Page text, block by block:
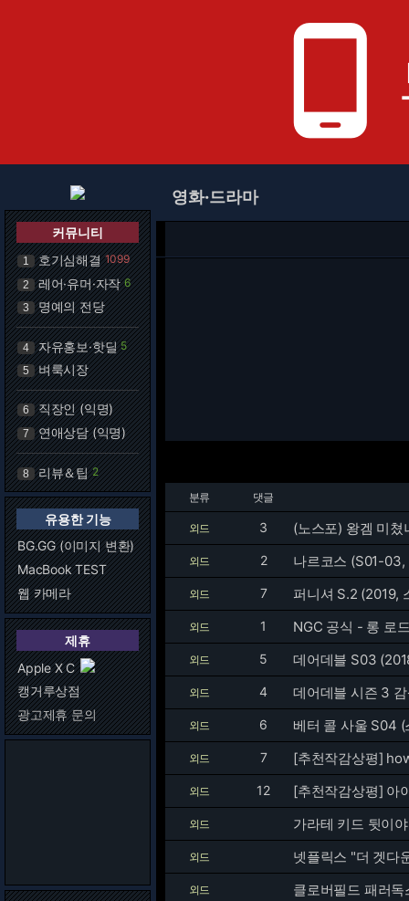
phone_android
커뮤니티
1 호기심해결 1099
2 레어·유머·자작 6
3 명예의 전당
4 자유홍보·핫딜 5
5 벼룩시장
6 직장인 (익명)
7 연애상담 (익명)
8 리뷰＆팁 2
유용한 기능
BG.GG (이미지 변환)
MacBook TEST
웹 카메라
제휴
Apple X C
캥거루상점
광고제휴 문의
영화·드라마
분류 댓글
외드 3 (노스포) 왕겜 미쳤
외드 2 나르코스 (S01-03,
외드 7 퍼니셔 S.2 (2019,
외드 1 NGC 공식 - 롱 로
외드 5 데어데블 S03
외드 4 데어데블 시즌 3
외드 6 베터 콜 사울 S04 (
외드 7 [추천작감상평]
외드 12 [추천작감상평] 아
외드 가라테 키드 뒷이
외드 넷플릭스 "더 겟다
외드 클로버필드 패러